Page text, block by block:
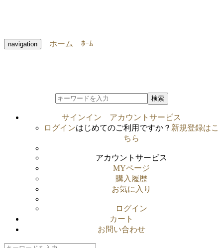
navigation ホーム ﾎｰﾑ
検索
サインイン
アカウントサービス
ログインはじめてのご利用ですか？ 新規登録はこ
ちら
アカウントサービス
MYページ
購入履歴
お気に入り
ログイン
カート
お問い合わせ